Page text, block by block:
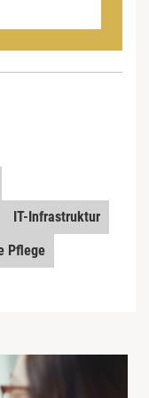
IT-Infrastruktur
Pflege